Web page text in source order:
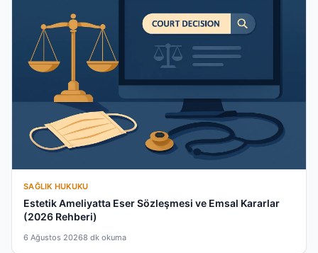
SAĞLIK HUKUKU
Estetik Ameliyatta Eser Sözleşmesi ve Emsal Kararlar
(2026 Rehberi)
6 Ağustos 20268 dk okuma